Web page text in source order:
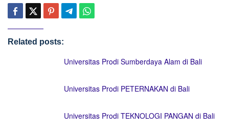
Related posts:
Universitas Prodi Sumberdaya Alam di Bali
Universitas Prodi PETERNAKAN di Bali
Universitas Prodi TEKNOLOGI PANGAN di Bali